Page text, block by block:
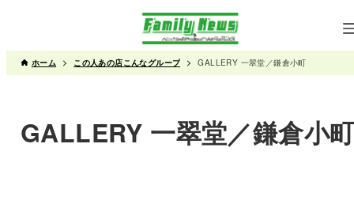
ホーム この人あの店こんなグループ GALLERY 一翠堂／鎌倉小町
GALLERY 一翠堂／鎌倉小